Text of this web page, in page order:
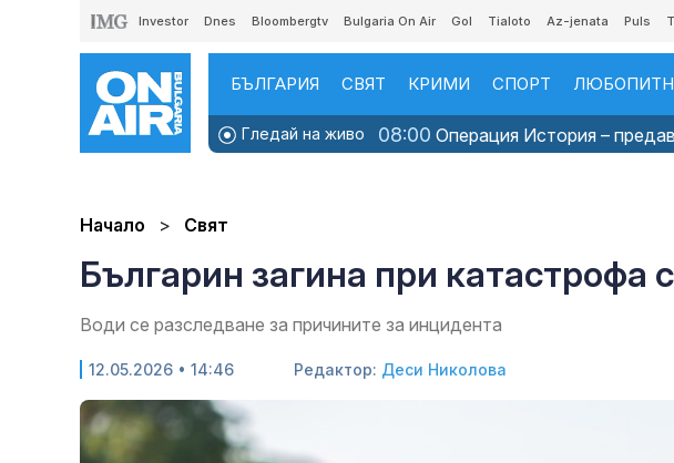
Investor Dnes Bloombergtv Bulgaria On Air Gol Tialoto Az-jenata Puls
БЪЛГАРИЯ СВЯТ КРИМИ СПОРТ
Гледай на живо 08:00 Операция История –
Начало Свят
Българин загина при катастрофа
Води се разследване за причините за инцидента
12.05.2026 • 14:46 Редактор: Деси Николова